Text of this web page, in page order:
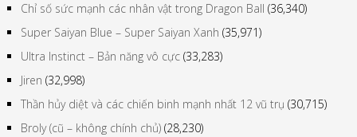
Chỉ số sức mạnh các nhân vật trong Dragon Ball (36,340)
Super Saiyan Blue – Super Saiyan Xanh (35,971)
Ultra Instinct – Bản năng vô cực (33,283)
Jiren (32,998)
Thần hủy diệt và các chiến binh mạnh nhất 12 vũ trụ (30,715)
Broly (cũ – không chính chủ) (28,230)